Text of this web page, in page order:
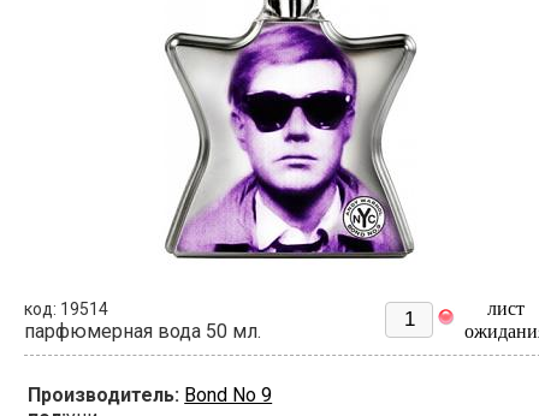
код: 19514
парфюмерная вода 50 мл.
лист
Производитель: Bond No 9